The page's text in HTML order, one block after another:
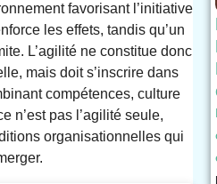
favorisant l’initiative
les effets, tandis qu’un
L’agilité ne constitue donc
mais doit s’inscrire dans
compétences, culture
n’est pas l’agilité seule,
organisationnelles qui